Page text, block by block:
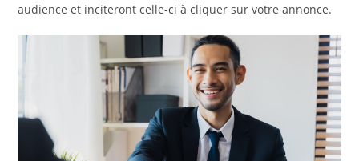
audience et inciteront celle-ci à cliquer sur votre annonce.